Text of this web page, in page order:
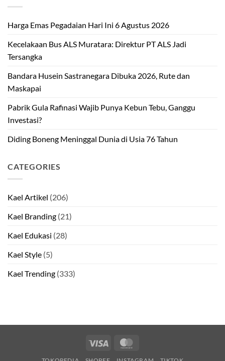
Harga Emas Pegadaian Hari Ini 6 Agustus 2026
Kecelakaan Bus ALS Muratara: Direktur PT ALS Jadi
Tersangka
Bandara Husein Sastranegara Dibuka 2026, Rute dan
Maskapai
Pabrik Gula Rafinasi Wajib Punya Kebun Tebu, Ganggu
Investasi?
Diding Boneng Meninggal Dunia di Usia 76 Tahun
CATEGORIES
Kael Artikel (206)
Kael Branding (21)
Kael Edukasi (28)
Kael Style (5)
Kael Trending (333)
Visa